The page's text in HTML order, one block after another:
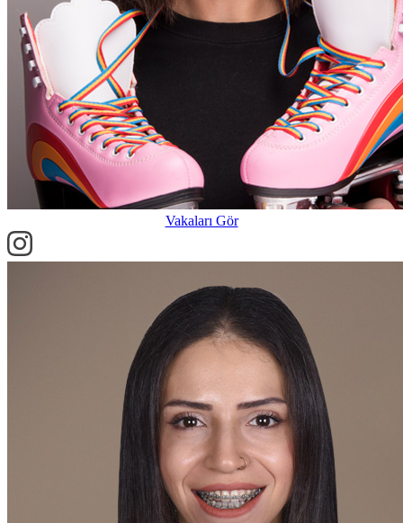
Vakaları Gör